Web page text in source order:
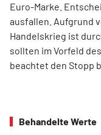
Euro-Marke.
ausfallen. Aufgrund
Handelskrieg ist
sollten im Vorfeld
beachtet den Stopp
Behandelte Werte